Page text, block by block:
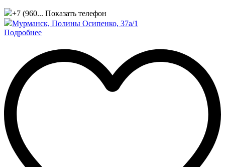
+7 (960... Показать телефон
Мурманск, Полины Осипенко, 37а/1
Подробнее